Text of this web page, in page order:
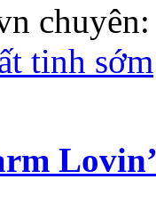
tinh sớm